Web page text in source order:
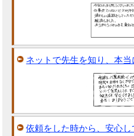
ネットで先生を知り、本
依頼をした時から、安心